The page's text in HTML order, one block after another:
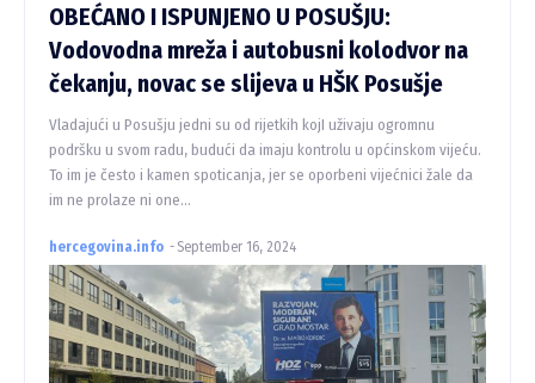
OBEĆANO I ISPUNJENO U POSUŠJU:
Vodovodna mreža i autobusni kolodvor na
čekanju, novac se slijeva u HŠK Posušje
Vladajući u Posušju jedni su od rijetkih kojI uživaju ogromnu
podršku u svom radu, budući da imaju kontrolu u općinskom vijeću.
To im je često i kamen spoticanja, jer se oporbeni vijećnici žale da
im ne prolaze ni one...
hercegovina.info - September 16, 2024